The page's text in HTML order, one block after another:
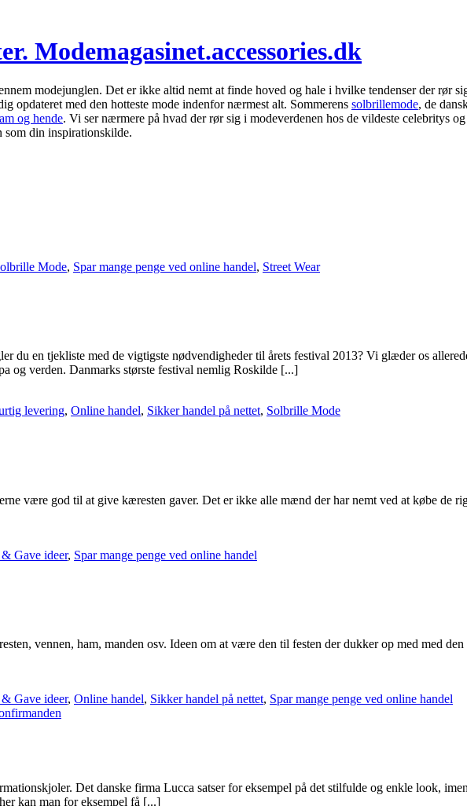
Modemagasinet.accessories.dk
modejunglen. Det er ikke altid nemt at finde hoved og hale i hvilke tendenser der rør
opdateret med den hotteste mode indenfor nærmest alt. Sommerens solbrillemode, de
og hende. Vi ser nærmere på hvad der rør sig i modeverdenen hos de vildeste celebritys
som din inspirationskilde.
Mode, Spar mange penge ved online handel, Street Wear
du en tjekliste med de vigtigste nødvendigheder til årets festival 2013? Vi glæder os
og verden. Danmarks største festival nemlig Roskilde [...]
levering, Online handel, Sikker handel på nettet, Solbrille Mode
være god til at give kæresten gaver. Det er ikke alle mænd der har nemt ved at købe de
Gave ideer, Spar mange penge ved online handel
vennen, ham, manden osv. Ideen om at være den til festen der dukker op med med
Gave ideer, Online handel, Sikker handel på nettet, Spar mange penge ved online handel
Det danske firma Lucca satser for eksempel på det stilfulde og enkle look,
kan man for eksempel få [...]